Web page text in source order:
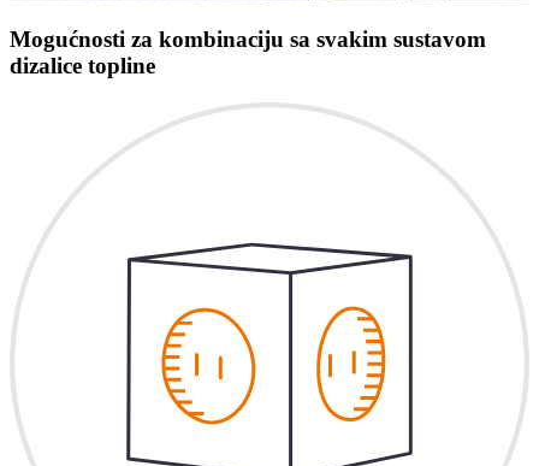
Mogućnosti za kombinaciju sa svakim sustavom
dizalice topline